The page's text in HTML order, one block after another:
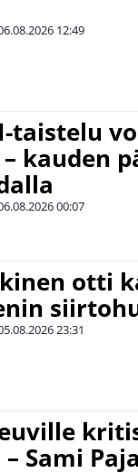
12:49
taistelu
kauden
00:07
otti
23:31
Sami